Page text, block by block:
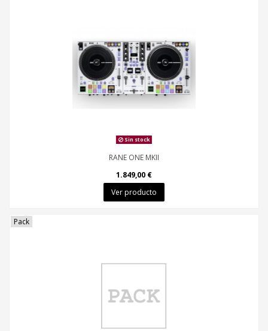
Sin stock
RANE ONE MKII
1.849,00 €
Ver producto
Pack